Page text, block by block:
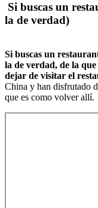
Si buscas un
la de verdad)
Si buscas un
la de verdad, de la
dejar de visitar el
China y han disfrutado
que es como volver allí.